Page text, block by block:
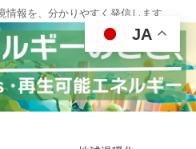
情報を、分かりやすく発信します
JA